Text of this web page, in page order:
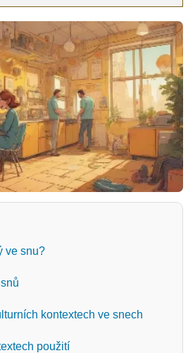
ve snu?
kontextech ve snech
použití